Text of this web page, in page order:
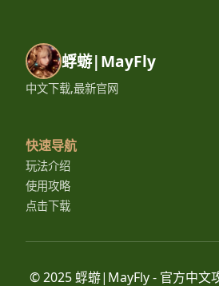
蜉蝣|MayFly
中文下载,最新官网
快速导航
玩法介绍
使用攻略
点击下载
© 2025 蜉蝣|MayFly - 官方中文